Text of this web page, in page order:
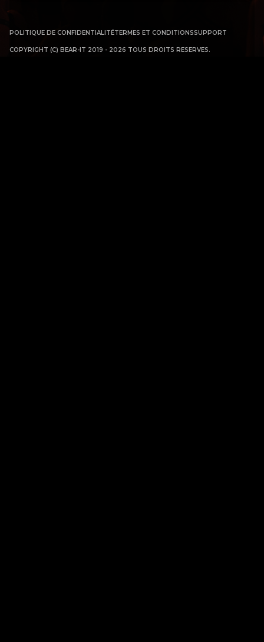
POLITIQUE DE CONFIDENTIALITÉTERMES ET CONDITIONSSUPPORT
COPYRIGHT (C) BEAR-IT 2019 - 2026 TOUS DROITS RESERVES.